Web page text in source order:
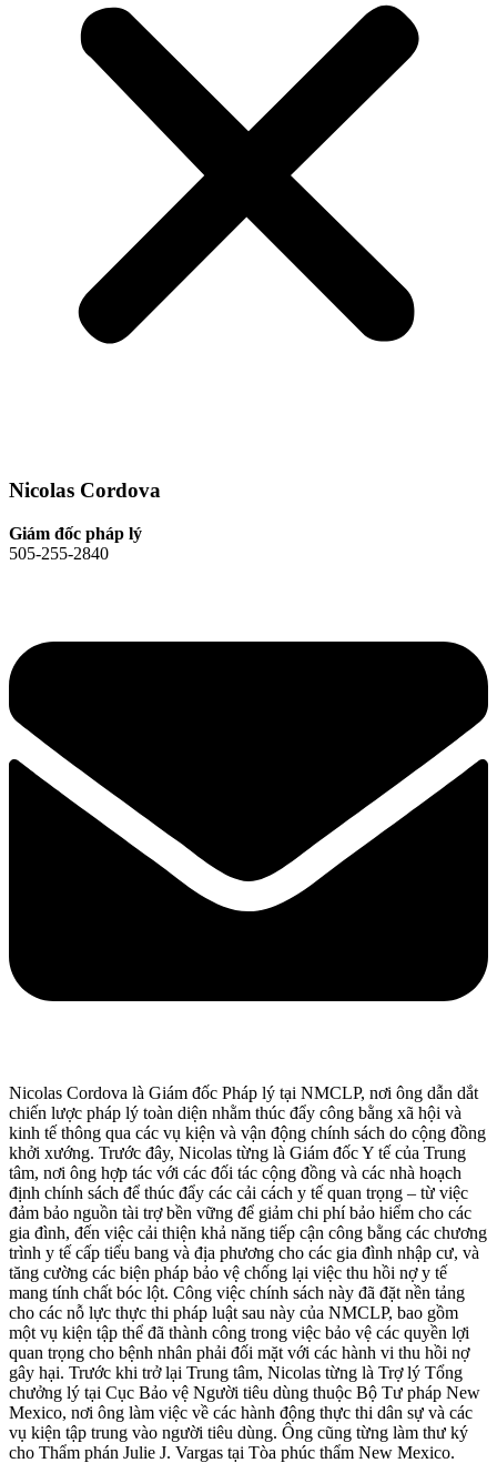
Nicolas Cordova
Giám đốc pháp lý
505-255-2840
Nicolas Cordova là Giám đốc Pháp lý tại NMCLP, nơi ông dẫn dắt
chiến lược pháp lý toàn diện nhằm thúc đẩy công bằng xã hội và
kinh tế thông qua các vụ kiện và vận động chính sách do cộng đồng
khởi xướng. Trước đây, Nicolas từng là Giám đốc Y tế của Trung
tâm, nơi ông hợp tác với các đối tác cộng đồng và các nhà hoạch
định chính sách để thúc đẩy các cải cách y tế quan trọng – từ việc
đảm bảo nguồn tài trợ bền vững để giảm chi phí bảo hiểm cho các
gia đình, đến việc cải thiện khả năng tiếp cận công bằng các chương
trình y tế cấp tiểu bang và địa phương cho các gia đình nhập cư, và
tăng cường các biện pháp bảo vệ chống lại việc thu hồi nợ y tế
mang tính chất bóc lột. Công việc chính sách này đã đặt nền tảng
cho các nỗ lực thực thi pháp luật sau này của NMCLP, bao gồm
một vụ kiện tập thể đã thành công trong việc bảo vệ các quyền lợi
quan trọng cho bệnh nhân phải đối mặt với các hành vi thu hồi nợ
gây hại. Trước khi trở lại Trung tâm, Nicolas từng là Trợ lý Tổng
chưởng lý tại Cục Bảo vệ Người tiêu dùng thuộc Bộ Tư pháp New
Mexico, nơi ông làm việc về các hành động thực thi dân sự và các
vụ kiện tập trung vào người tiêu dùng. Ông cũng từng làm thư ký
cho Thẩm phán Julie J. Vargas tại Tòa phúc thẩm New Mexico.